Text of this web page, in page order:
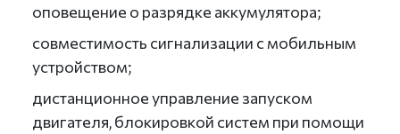
оповещение о разрядке аккумулятора;
совместимость сигнализации с мобильным
устройством;
дистанционное управление запуском
двигателя, блокировкой систем при помощи